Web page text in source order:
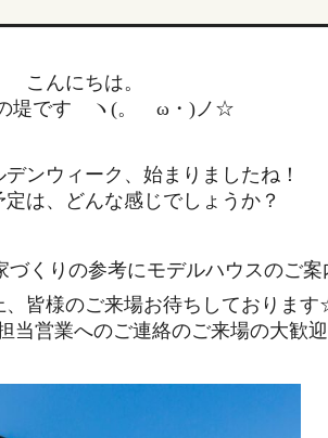
こんにちは。
堤です ヽ(。ゝω・)ノ☆
ンウィーク、始まりましたね！
定は、どんな感じでしょうか？
くりの参考にモデルハウスのご案
、皆様のご来場お待ちしておりま
当営業へのご連絡のご来場の大歓迎